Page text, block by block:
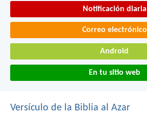
Notificación diaria
Correo electrónico
Android
En tu sitio web
Versículo de la Biblia al Azar